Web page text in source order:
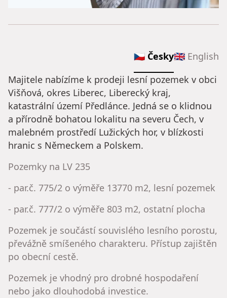
🇨🇿 Česky🇬🇧 English
Majitele nabízíme k prodeji lesní pozemek v obci
Višňová, okres Liberec, Liberecký kraj,
katastrální území Předlánce. Jedná se o klidnou
a přírodně bohatou lokalitu na severu Čech, v
malebném prostředí Lužických hor, v blízkosti
hranic s Německem a Polskem.
Pozemky na LV 235
- par.č. 775/2 o výměře 13770 m2, lesní pozemek
- par.č. 777/2 o výměře 803 m2, ostatní plocha
Pozemek je součástí souvislého lesního porostu,
převážně smíšeného charakteru. Přístup zajištěn
po obecní cestě.
Pozemek je vhodný pro drobné hospodaření
nebo jako dlouhodobá investice.